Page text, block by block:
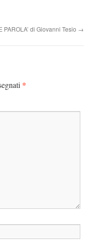
PAROLA’ di Giovanni Tesio →
*